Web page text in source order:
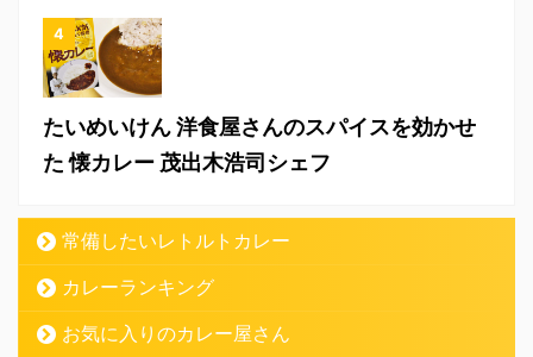
たいめいけん 洋食屋さんのスパイスを効かせ
た 懐カレー 茂出木浩司シェフ
常備したいレトルトカレー
カレーランキング
お気に入りのカレー屋さん